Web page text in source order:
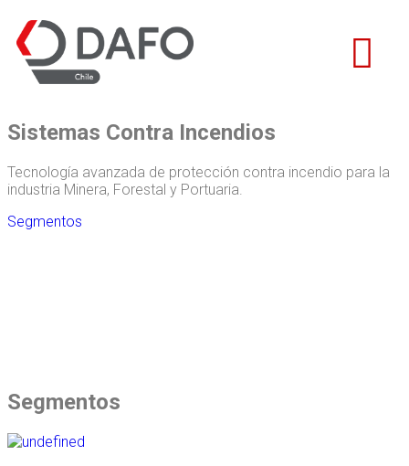
Sistemas Contra Incendios
Tecnología avanzada de protección contra incendio para la
industria Minera, Forestal y Portuaria.
Segmentos
Segmentos